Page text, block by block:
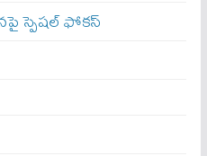
స్పెషల్ ఫోకస్